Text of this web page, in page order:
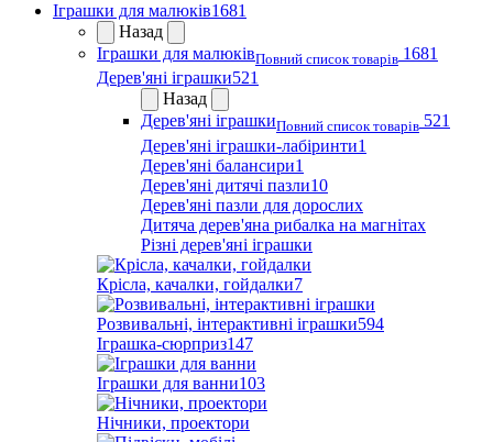
Іграшки для малюків1681
Назад
Іграшки для малюківПовний список товарів 1681
Дерев'яні іграшки521
Назад
Дерев'яні іграшкиПовний список товарів 521
Дерев'яні іграшки-лабіринти1
Дерев'яні балансири1
Дерев'яні дитячі пазли10
Дерев'яні пазли для дорослих
Дитяча дерев'яна рибалка на магнітах
Різні дерев'яні іграшки
Крісла, качалки, гойдалки7
Розвивальні, інтерактивні іграшки594
Іграшка-сюрприз147
Іграшки для ванни103
Нічники, проектори